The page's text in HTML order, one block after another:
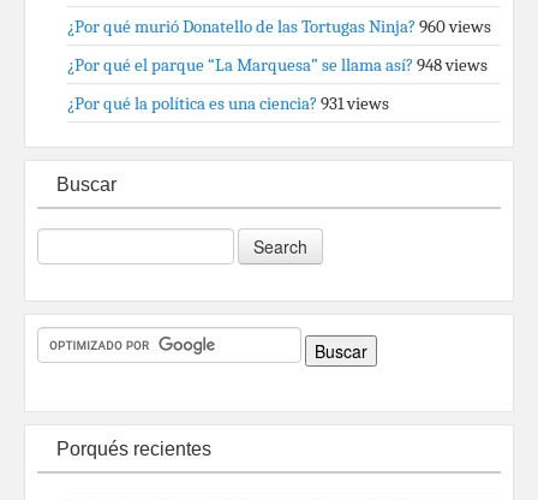
¿Por qué murió Donatello de las Tortugas Ninja? 960 views
¿Por qué el parque “La Marquesa” se llama así? 948 views
¿Por qué la política es una ciencia? 931 views
Buscar
Porqués recientes